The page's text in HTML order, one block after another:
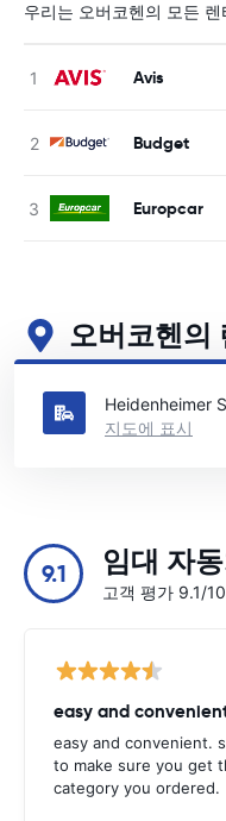
우리는 오버코헨의 모든
Avis
Budget
Europcar
오버코헨의
오버코헨의 주요 렌터카 영
Heidenheimer
지도에 표시
9.1 임대 자
고객 평가 9.1/
easy and
easy and convenient.
to make sure you get
category you ordered.